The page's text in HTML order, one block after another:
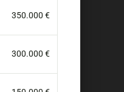
350.000 €
300.000 €